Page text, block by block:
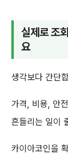
실제로 조
요
생각보다 간단
가격, 비용, 안
흔들리는 일이
카이아코인을